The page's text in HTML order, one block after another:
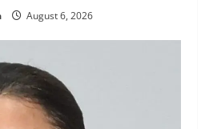
August 6, 2026